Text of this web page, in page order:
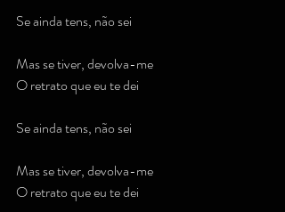
Se ainda tens, não sei
Mas se tiver, devolva-me
O retrato que eu te dei
Se ainda tens, não sei
Mas se tiver, devolva-me
O retrato que eu te dei